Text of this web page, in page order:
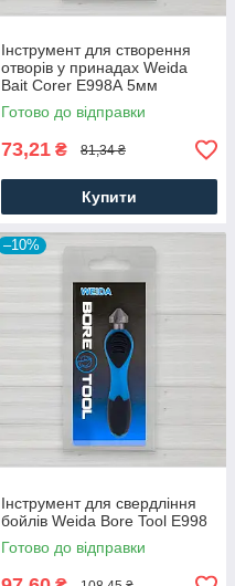
Інструмент для створення
отворів у принадах Weida
Bait Corer Е998А 5мм
Готово до відправки
73,21 ₴ 81,34 ₴
Купити
–10%
Інструмент для свердління
бойлів Weida Bore Tool E998
Готово до відправки